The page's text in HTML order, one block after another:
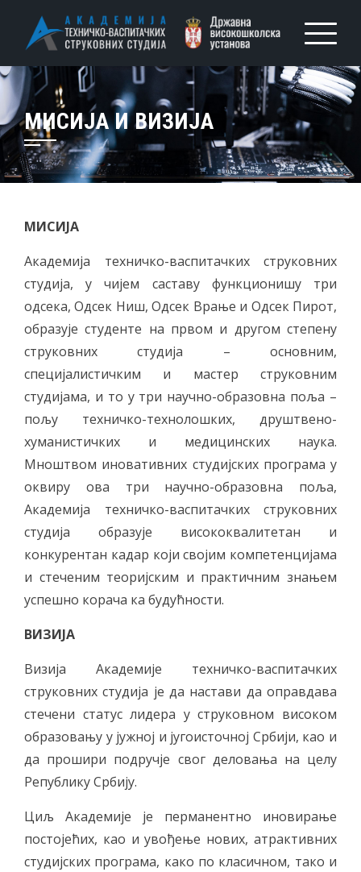
МИСИЈА И ВИЗИЈА
МИСИЈА
Академија техничко-васпитачких струковних
студија, у чијем саставу функционишу три
одсека, Одсек Ниш, Одсек Врање и Одсек Пирот,
образује студенте на првом и другом степену
струковних студија – основним,
специјалистичким и мастер струковним
студијама, и то у три научно-образовна поља –
пољу техничко-технолошких, друштвено-
хуманистичких и медицинских наука.
Мноштвом иновативних студијских програма у
оквиру ова три научно-образовна поља,
Академија техничко-васпитачких струковних
студија образује висококвалитетан и
конкурентан кадар који својим компетенцијама
и стеченим теоријским и практичним знањем
успешно корача ка будућности.
ВИЗИЈА
Визија Академије техничко-васпитачких
струковних студија је да настави да оправдава
стечени статус лидера у струковном високом
образовању у јужној и југоисточној Србији, као и
да прошири подручје свог деловања на целу
Републику Србију.
Циљ Академије је перманентно иновирање
постојећих, као и увођење нових, атрактивних
студијских програма, како по класичном, тако и